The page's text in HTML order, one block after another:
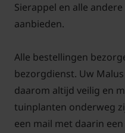
Sierappel en alle
aanbieden.
Alle bestellingen
bezorgdienst. Uw
daarom altijd veilig en
tuinplanten onderweg
een mail met daarin